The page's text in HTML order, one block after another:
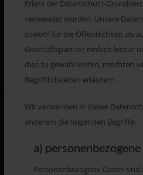
Erlass der Datenschutz-
verwendet wurden. Unsere
sowohl für die Öffentlichkeit als
Geschäftspartner einfach lesbar
dies zu gewährleisten, möchten
Begrifflichkeiten erläutern.
Wir verwenden in dieser
anderem die folgenden Begriffe:
a)
Personenbezogene Daten